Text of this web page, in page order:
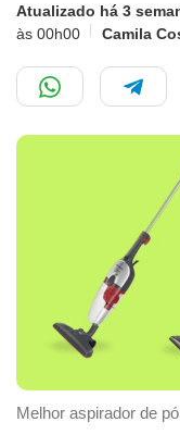
Atualizado há 3
às 00h00
Camila
Melhor aspirador de